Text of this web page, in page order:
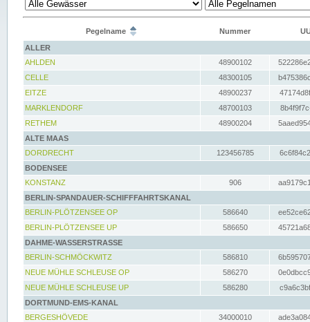
Pegelname Nummer
ALLER
AHLDEN
48900102
CELLE
48300105
EITZE
48900237
MARKLENDORF
48700103
RETHEM
48900204
ALTE MAAS
DORDRECHT
123456785
BODENSEE
KONSTANZ
906
BERLIN-SPANDAUER-SCHIFFFAHRTSKANAL
BERLIN-PLÖTZENSEE OP
586640
BERLIN-PLÖTZENSEE UP
586650
DAHME-WASSERSTRASSE
BERLIN-SCHMÖCKWITZ
586810
NEUE MÜHLE SCHLEUSE OP
586270
NEUE MÜHLE SCHLEUSE UP
586280
DORTMUND-EMS-KANAL
BERGESHÖVEDE
34000010